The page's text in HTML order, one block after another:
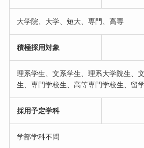
大学院、大学、短大、専門、高専
積極採用対象
理系学生、文系学生、理系大学院生、
生、専門学校生、高等専門学校生、留
採用予定学科
学部学科不問